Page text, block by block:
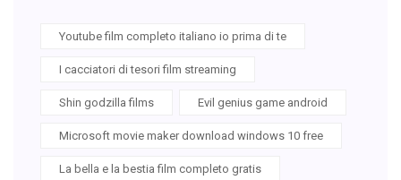
Youtube film completo italiano io prima di te
I cacciatori di tesori film streaming
Shin godzilla films Evil genius game android
Microsoft movie maker download windows 10 free
La bella e la bestia film completo gratis